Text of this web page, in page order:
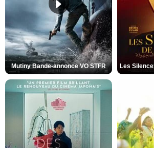
Mutiny Bande-annonce VO STFR